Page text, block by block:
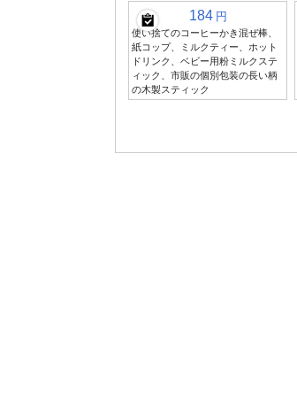
184 円
使い捨てのコーヒーかき混ぜ棒、
紙コップ、ミルクティー、ホット
ドリンク、ベビー用粉ミルクステ
ィック、市販の個別包装の長い柄
の木製スティック